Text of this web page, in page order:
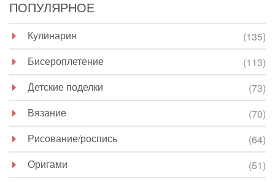
ПОПУЛЯРНОЕ
Кулинария
(135)
Бисероплетение
(113)
Детские поделки
(73)
Вязание
(70)
Рисование/роспись
(64)
Оригами
(51)